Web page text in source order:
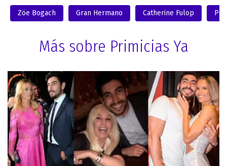
Zöe Bogach Gran Hermano Catherine Fulop
Más sobre Primicias Ya